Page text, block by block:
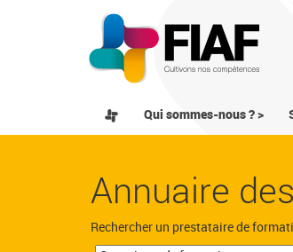
Qui sommes-nous ? >
Annuaire des
Rechercher un prestataire de